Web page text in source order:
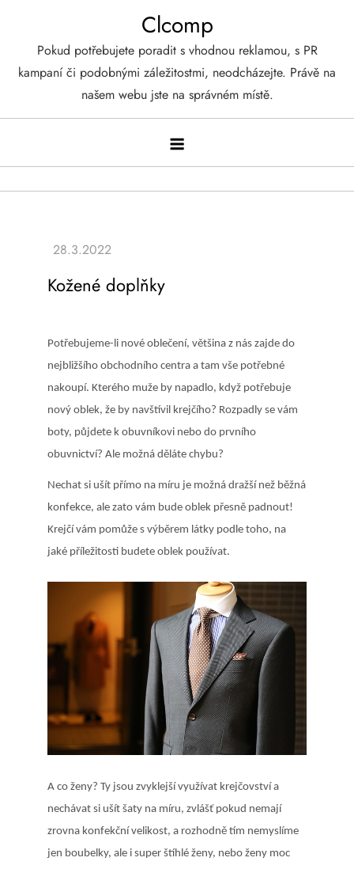
Clcomp
Pokud potřebujete poradit s vhodnou reklamou, s PR
kampaní či podobnými záležitostmi, neodcházejte. Právě na
našem webu jste na správném místě.
Kožené doplňky
Potřebujeme-li nové oblečení, většina z nás zajde do
nejbližšího obchodního centra a tam vše potřebné
nakoupí. Kterého muže by napadlo, když potřebuje
nový oblek, že by navštívil krejčího? Rozpadly se vám
boty, půjdete k obuvníkovi nebo do prvního
obuvnictví? Ale možná děláte chybu?
Nechat si ušít přímo na míru je možná dražší než běžná
konfekce, ale zato vám bude oblek přesně padnout!
Krejčí vám pomůže s výběrem látky podle toho, na
jaké příležitosti budete oblek používat.
A co ženy? Ty jsou zvyklejší využívat krejčovství a
nechávat si ušít šaty na míru, zvlášť pokud nemají
zrovna konfekční velikost, a rozhodně tím nemyslíme
jen boubelky, ale i super štíhlé ženy, nebo ženy moc